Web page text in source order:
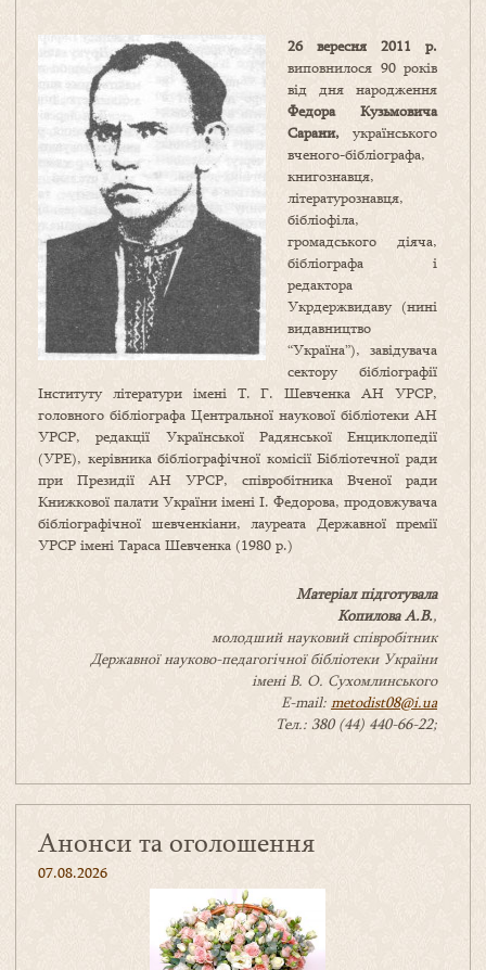
26 вересня 2011 р.
виповнилося 90 років
від дня народження
Федора Кузьмовича
Сарани, українського
вченого-бібліографа,
книгознавця,
літературознавця,
бібліофіла,
громадського діяча,
бібліографа і
редактора
Укрдержвидаву (нині
видавництво
“Україна”), завідувача
сектору бібліографії
Інституту літератури імені Т. Г. Шевченка АН УРСР,
головного бібліографа Центральної наукової бібліотеки АН
УРСР, редакції Української Радянської Енциклопедії
(УРЕ), керівника бібліографічної комісії Бібліотечної ради
при Президії АН УРСР, співробітника Вченої ради
Книжкової палати України імені І. Федорова, продовжувача
бібліографічної шевченкіани, лауреата Державної премії
УРСР імені Тараса Шевченка (1980 р.)
Матеріал підготувала
Копилова А.В.,
молодший науковий співробітник
Державної науково-педагогічної бібліотеки України
імені В. О. Сухомлинського
E-mail: metodist08@i.ua
Тел.: 380 (44) 440-66-22;
Анонси та оголошення
07.08.2026